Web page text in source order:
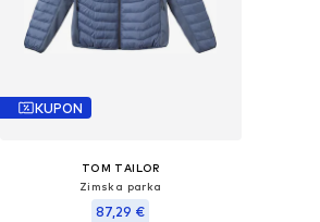
KUPON
TOM TAILOR
Zimska parka
87,29 €